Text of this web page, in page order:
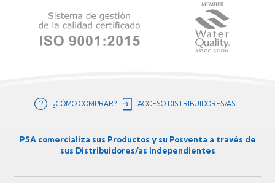
secundario
¿CÓMO COMPRAR? ACCESO DISTRIBUIDORES/AS
PSA comercializa sus Productos y su Posventa a través de
sus Distribuidores/as Independientes